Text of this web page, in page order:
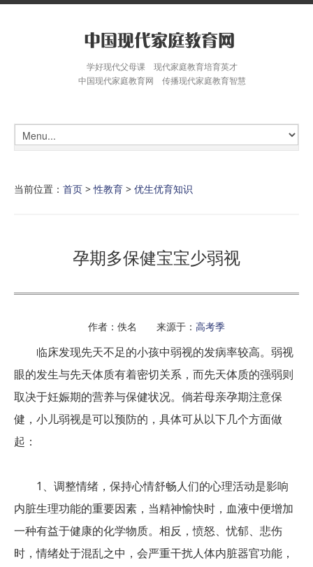
学好现代父母课 现代家庭教育培育英才
中国现代家庭教育网 传播现代家庭教育智慧
当前位置： 首页 >性教育 > 优生优育知识
孕期多保健宝宝少弱视
作者：佚名 来源于： 高考季
临床发现先天不足的小孩中弱视的发病率较高。弱视
眼的发生与先天体质有着密切关系，而先天体质的强弱则
取决于妊娠期的营养与保健状况。倘若母亲孕期注意保
健，小儿弱视是可以预防的，具体可从以下几个方面做
起：
1、调整情绪，保持心情舒畅人们的心理活动是影响
内脏生理功能的重要因素，当精神愉快时，血液中便增加
一种有益于健康的化学物质。相反，愤怒、忧郁、悲伤
时，情绪处于混乱之中，会严重干扰人体内脏器官功能，